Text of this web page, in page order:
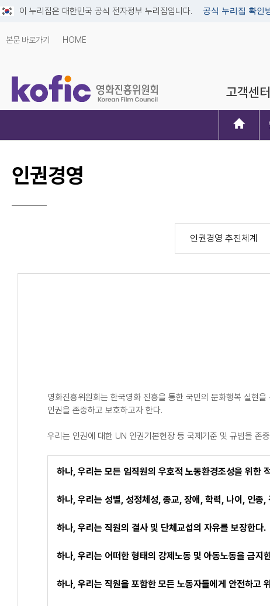
이 누리집은 대한민국 공식 전자정부 누리집입니다. 공식 누리집 확인
본문 바로가기 HOME
고객센터
인권경영
인권경영 추진체계
영화진흥위원회는 한국영화 진흥을 통한 국민의 문화행복 실현
인권을 존중하고 보호하고자 한다.
우리는 인권에 대한 UN 인권기본헌장 등 국제기준 및 규범을 존
하나, 우리는 모든 임직원의 우호적 노동환경조성을 위한
하나, 우리는 성별, 성정체성, 종교, 장애, 학력, 나이, 인
하나, 우리는 직원의 결사 및 단체교섭의 자유를 보장한다.
하나, 우리는 어떠한 형태의 강제노동 및 아동노동을 금지
하나, 우리는 직원을 포함한 모든 노동자들에게 안전하고